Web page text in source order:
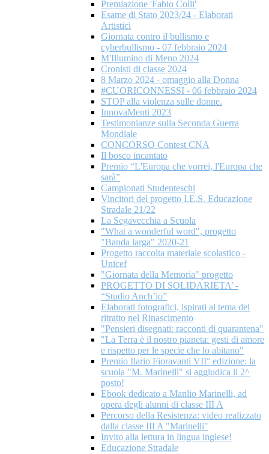
Premiazione 'Fabio Colli'
Esame di Stato 2023/24 - Elaborati
Artistici
Giornata contro il bullismo e
cyberbullismo - 07 febbraio 2024
M'Illumino di Meno 2024
Cronisti di classe 2024
8 Marzo 2024 - omaggio alla Donna
#CUORICONNESSI - 06 febbraio 2024
STOP alla violenza sulle donne.
InnovaMenti 2023
Testimonianze sulla Seconda Guerra
Mondiale
CONCORSO Contest CNA
Il bosco incantato
Premio “L'Europa che vorrei, l'Europa che
sarà”
Campionati Studenteschi
Vincitori del progetto I.E.S. Educazione
Stradale 21/22
La Segavecchia a Scuola
"What a wonderful word", progetto
"Banda larga" 2020-21
Progetto raccolta materiale scolastico -
Unicef
"Giornata della Memoria" progetto
PROGETTO DI SOLIDARIETA’ -
“Studio Anch’io”
Elaborati fotografici, ispirati al tema del
ritratto nel Rinascimento
"Pensieri disegnati: racconti di quarantena"
"La Terra è il nostro pianeta: gesti di amore
e rispetto per le specie che lo abitano"
Premio Ilario Fioravanti VII° edizione: la
scuola "M. Marinelli" si aggiudica il 2^
posto!
Ebook dedicato a Manlio Marinelli, ad
opera degli alunni di classe III A
Percorso della Resistenza: video realizzato
dalla classe III A "Marinelli"
Invito alla lettura in lingua inglese!
Educazione Stradale